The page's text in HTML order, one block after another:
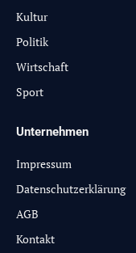
Kultur
Politik
Wirtschaft
Sport
Unternehmen
Impressum
Datenschutzerklärung
AGB
Kontakt